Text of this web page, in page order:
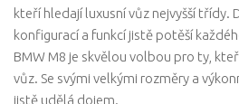
kteří hledají luxusní vůz nejvyšší třídy.
konfigurací a funkcí jistě potěší
BMW M8 je skvělou volbou pro ty,
vůz. Se svými velkými rozměry a
jistě udělá dojem.